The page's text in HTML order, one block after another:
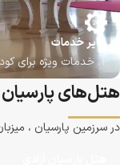
سایر خدمات
1. خدمات ویژه برای کودکان (اتاق بازی، صندلی کودک، منوی کودک)
2. سالن آرایشگاه مردانه و زنانه (در برخی هتل ها)
3. نمازخانه
هتل‌های پارسیان
در سرزمین پارسیان ،